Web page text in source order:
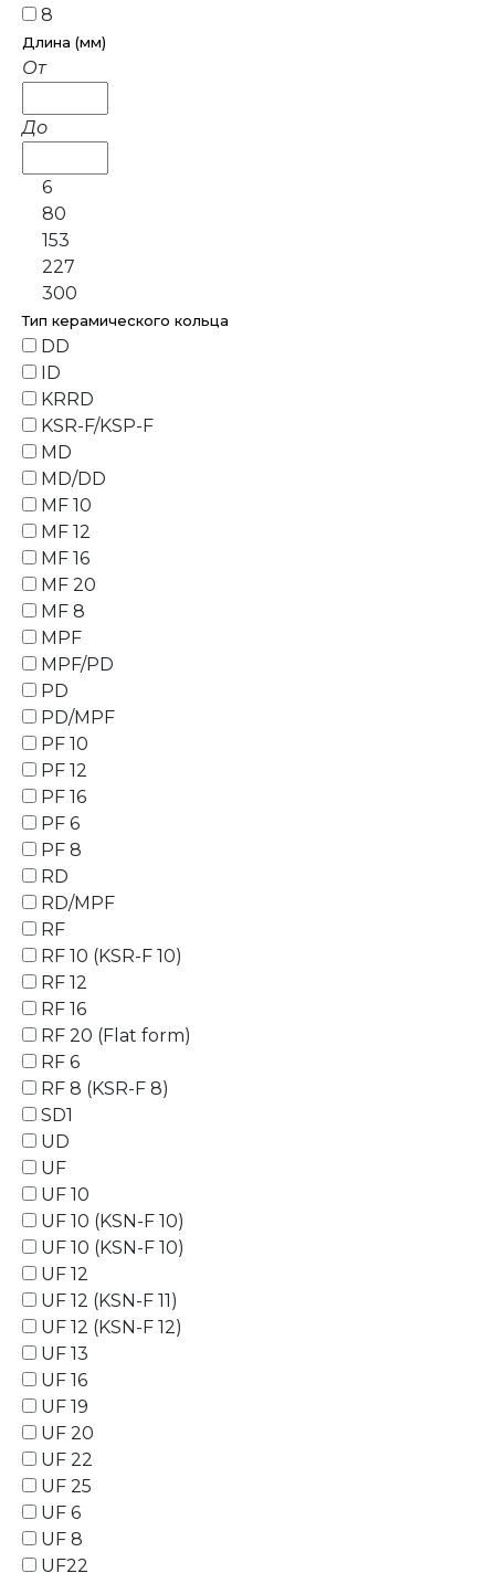
8
Длина (мм)
От
До
6
80
153
227
300
Тип керамического кольца
DD
ID
KRRD
KSR-F/KSP-F
MD
MD/DD
MF 10
MF 12
MF 16
MF 20
MF 8
MPF
MPF/PD
PD
PD/MPF
PF 10
PF 12
PF 16
PF 6
PF 8
RD
RD/MPF
RF
RF 10 (KSR-F 10)
RF 12
RF 16
RF 20 (Flat form)
RF 6
RF 8 (KSR-F 8)
SD1
UD
UF
UF 10
UF 10 (KSN-F 10)
UF 10 (KSN-F 10)
UF 12
UF 12 (KSN-F 11)
UF 12 (KSN-F 12)
UF 13
UF 16
UF 19
UF 20
UF 22
UF 25
UF 6
UF 8
UF22